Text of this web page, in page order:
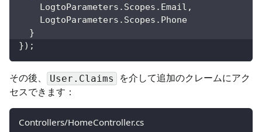
    LogtoParameters
. Scopes . Email ,
    LogtoParameters
. Scopes . Phone
}
}) ;
その後、 User.Claims
を介して追加のクレームにアク
セスできます：
Controllers/HomeController.cs